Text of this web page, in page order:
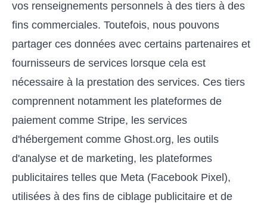
vos renseignements personnels à des tiers à des
fins commerciales. Toutefois, nous pouvons
partager ces données avec certains partenaires et
fournisseurs de services lorsque cela est
nécessaire à la prestation des services. Ces tiers
comprennent notamment les plateformes de
paiement comme Stripe, les services
d'hébergement comme Ghost.org, les outils
d'analyse et de marketing, les plateformes
publicitaires telles que Meta (Facebook Pixel),
utilisées à des fins de ciblage publicitaire et de